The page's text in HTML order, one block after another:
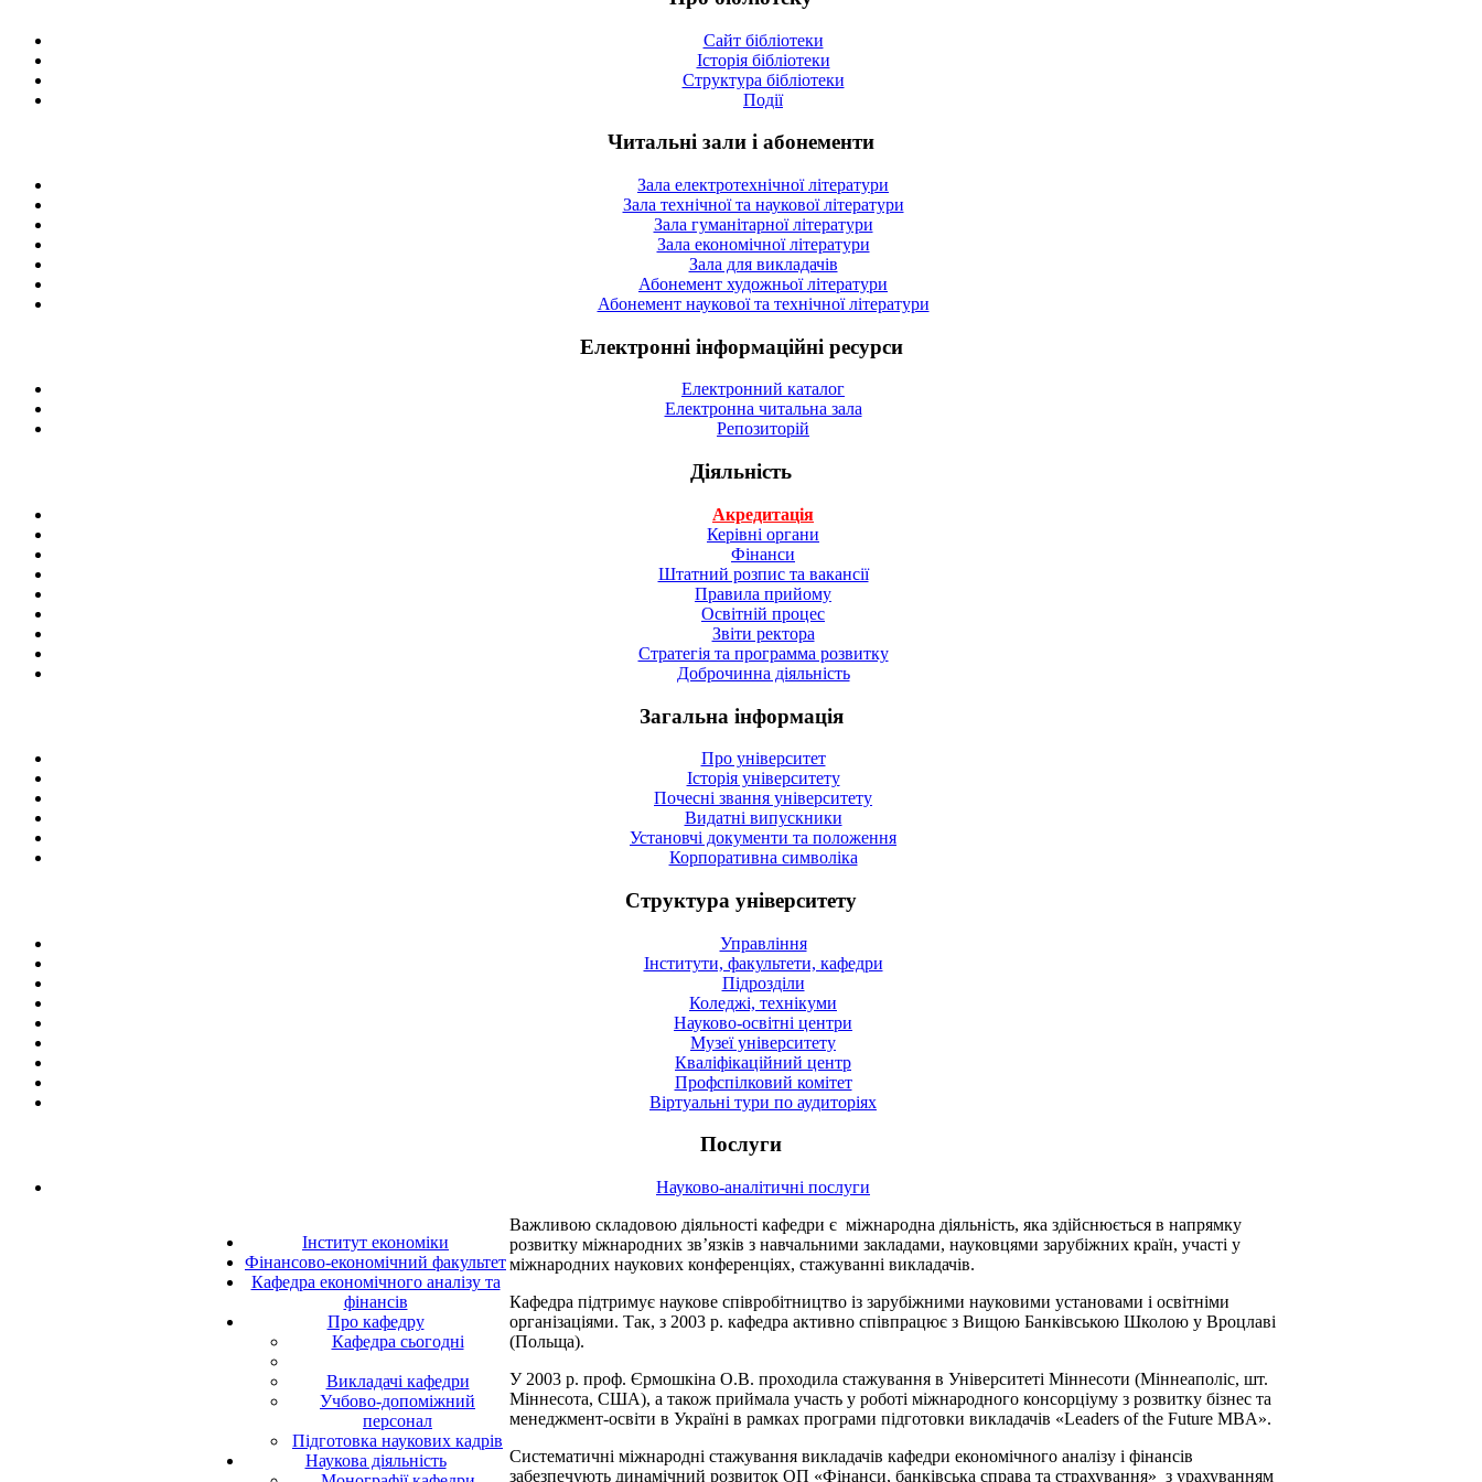
Сайт бібліотеки
Історія бібліотеки
Структура бібліотеки
Події
Читальні зали і абонементи
Зала електротехнічної літератури
Зала технічної та наукової літератури
Зала гуманітарної літератури
Зала економічної літератури
Зала для викладачів
Абонемент художньої літератури
Абонемент наукової та технічної літератури
Електронні інформаційні ресурси
Електронний каталог
Електронна читальна зала
Репозиторій
Діяльність
Акредитація
Керівні органи
Фінанси
Штатний розпис та вакансії
Правила прийому
Освітній процес
Звіти ректора
Стратегія та программа розвитку
Доброчинна діяльність
Загальна інформація
Про університет
Історія університету
Почесні звання університету
Видатні випускники
Установчі документи та положення
Корпоративна символiка
Структура університету
Управління
Інститути, факультети, кафедри
Підрозділи
Коледжі, технікуми
Науково-освітні центри
Музеї університету
Кваліфікаційний центр
Профспілковий комітет
Віртуальні тури по аудиторіях
Послуги
Науково-аналітичні послуги
Інститут економіки
Фінансово-економічний факультет
Кафедра економічного аналізу та
фінансів
Про кафедру
Кафедра сьогодні
Викладачі кафедри
Учбово-допоміжний
персонал
Підготовка наукових кадрів
Наукова діяльність
Важливою складовою діяльності кафедри є міжнародна діяльність, яка здійснюється в напрямку
розвитку міжнародних зв’язків з навчальними закладами, науковцями зарубіжних країн, участі у
міжнародних наукових конференціях, стажуванні викладачів.
Кафедра підтримує наукове співробітництво із зарубіжними науковими установами і освітніми
організаціями. Так, з 2003 р. кафедра активно співпрацює з Вищою Банківською Школою у Вроцлаві
(Польща).
У 2003 р. проф. Єрмошкіна О.В. проходила стажування в Університеті Міннесоти (Міннеаполіс, шт.
Міннесота, США), а також приймала участь у роботі міжнародного консорціуму з розвитку бізнес та
менеджмент-освіти в Україні в рамках програми підготовки викладачів «Leaders of the Future MBA».
Систематичні міжнародні стажування викладачів кафедри економічного аналізу і фінансів
забезпечують динамічний розвиток ОП «Фінанси, банківська справа та страхування» з урахуванням